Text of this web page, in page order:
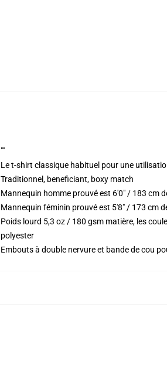
""
Le t-shirt classique habituel pour une
Traditionnel, beneficiant, boxy match
Mannequin homme prouvé est 6'0" / 183 cm
Mannequin féminin prouvé est 5'8" / 173 cm
Poids lourd 5,3 oz / 180 gsm matière, les
polyester
Embouts à double nervure et bande de cou